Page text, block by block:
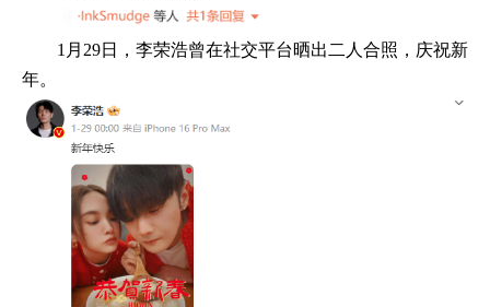
1月29日，李荣浩曾在社交平台晒出二人合照，庆祝新
年。